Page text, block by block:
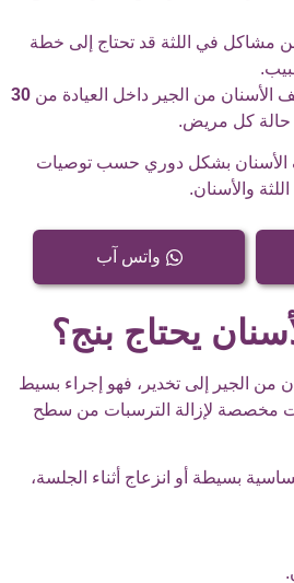
من مشاكل في اللثة قد تحتاج إلى خطة
من الجير داخل العيادة من 30
كل مريض.
الأسنان بشكل دوري حسب توصيات
والأسنان.
واتس آب
يحتاج بنج؟
من الجير إلى تخدير، فهو إجراء بسيط
مخصصة لإزالة الترسبات من سطح
بسيطة أو انزعاج أثناء الجلسة،